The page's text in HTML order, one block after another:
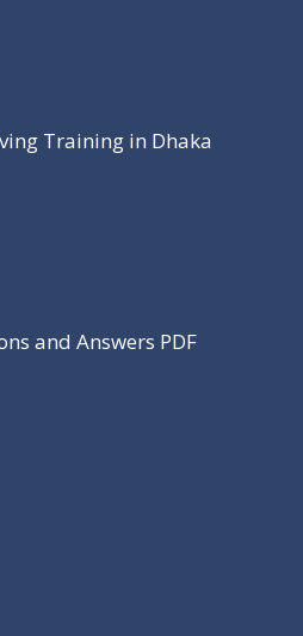
Training in Dhaka
and Answers PDF